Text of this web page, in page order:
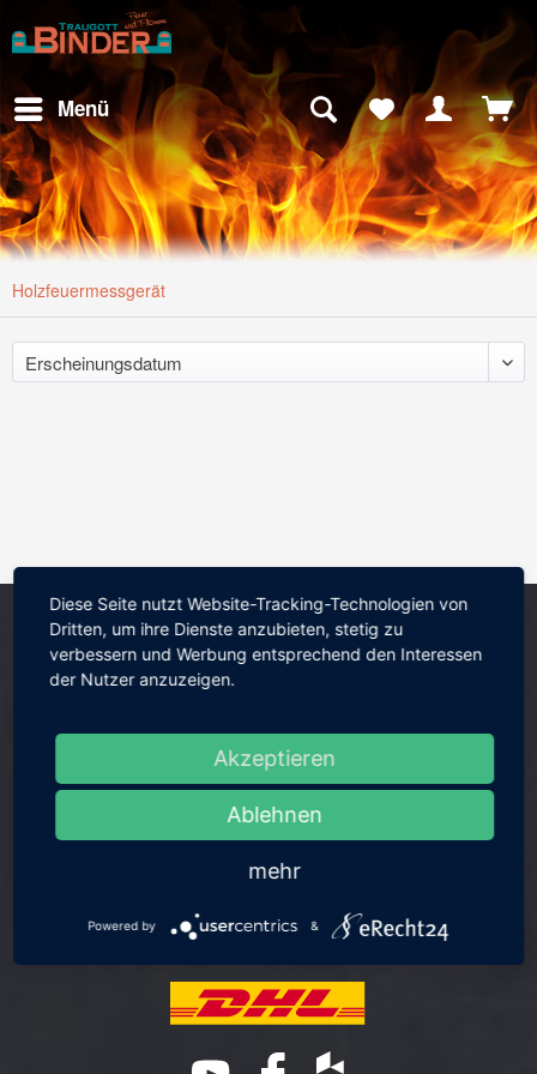
Menü
Holzfeuermessgerät
Diese Seite nutzt Website-Tracking-Technologien von
Dritten, um ihre Dienste anzubieten, stetig zu
verbessern und Werbung entsprechend den Interessen
der Nutzer anzuzeigen.
Akzeptieren
Ablehnen
mehr
Powered by &